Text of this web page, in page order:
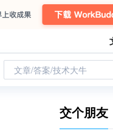
文章/答案/技术大牛
交个朋友